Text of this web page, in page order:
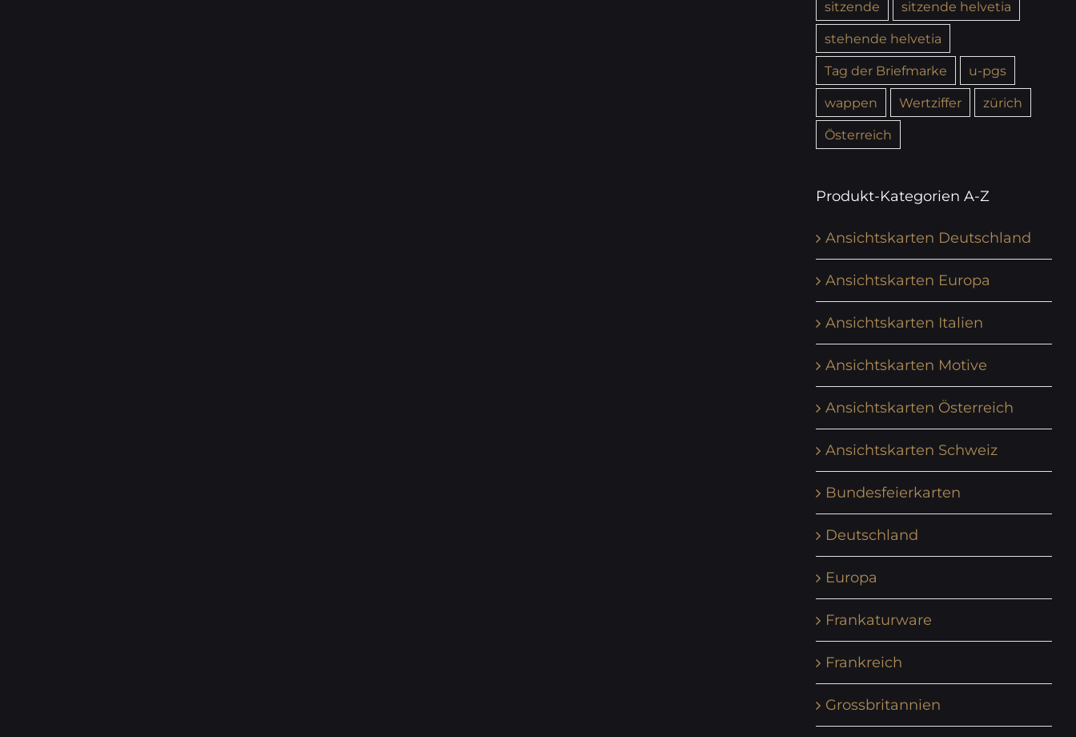
sitzende
sitzende helvetia
stehende helvetia
Tag der Briefmarke
u-pgs
wappen
Wertziffer
zürich
Österreich
Produkt-Kategorien A-Z
Ansichtskarten Deutschland
Ansichtskarten Europa
Ansichtskarten Italien
Ansichtskarten Motive
Ansichtskarten Österreich
Ansichtskarten Schweiz
Bundesfeierkarten
Deutschland
Europa
Frankaturware
Frankreich
Grossbritannien